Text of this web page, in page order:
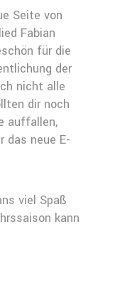
Seite von
Fabian
für die
der
nicht alle
dir noch
auffallen,
das neue E-
viel Spaß
kann